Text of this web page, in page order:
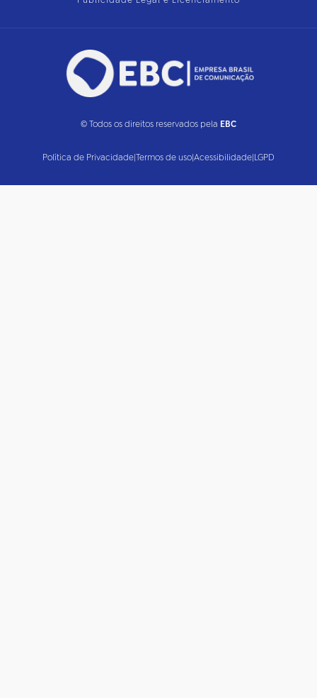
© Todos os direitos reservados pela EBC
Política de Privacidade|Termos de uso|Acessibilidade|LGPD